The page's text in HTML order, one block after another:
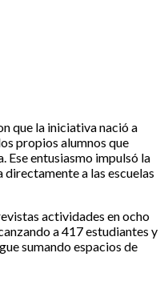
que la iniciativa nació a
propios alumnos que
Ese entusiasmo impulsó la
a las escuelas
actividades en ocho
a 417 estudiantes y
sumando espacios de